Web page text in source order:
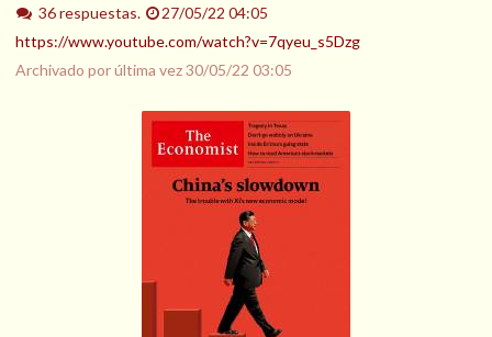
36 respuestas.
27/05/22 04:05
https://www.youtube.com/watch?v=7qyeu_s5Dzg
Archivado por última vez30/05/22 03:05